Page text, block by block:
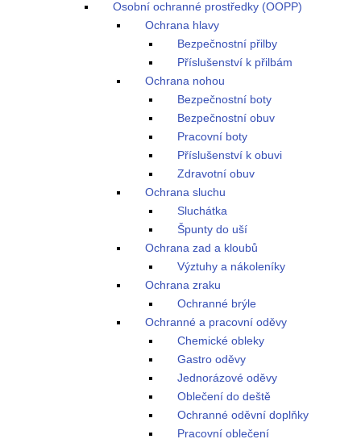
Osobní ochranné prostředky (OOPP)
Ochrana hlavy
Bezpečnostní přilby
Příslušenství k přilbám
Ochrana nohou
Bezpečnostní boty
Bezpečnostní obuv
Pracovní boty
Příslušenství k obuvi
Zdravotní obuv
Ochrana sluchu
Sluchátka
Špunty do uší
Ochrana zad a kloubů
Výztuhy a nákoleníky
Ochrana zraku
Ochranné brýle
Ochranné a pracovní oděvy
Chemické obleky
Gastro oděvy
Jednorázové oděvy
Oblečení do deště
Ochranné oděvní doplňky
Pracovní oblečení